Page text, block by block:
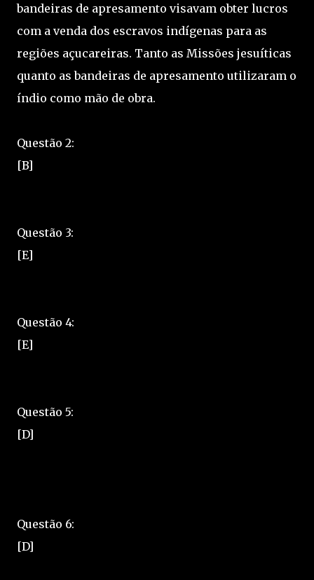
bandeiras de apresamento visavam obter lucros
com a venda dos escravos indígenas para as
regiões açucareiras. Tanto as Missões jesuíticas
quanto as bandeiras de apresamento utilizaram o
índio como mão de obra.
Questão 2:
[B]
Questão 3:
[E]
Questão 4:
[E]
Questão 5:
[D]
Questão 6:
[D]